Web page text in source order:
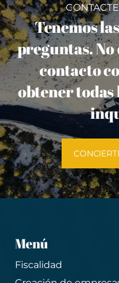
Tenemos
preguntas. No
contacto
obtener todas
Menú
Fiscalidad